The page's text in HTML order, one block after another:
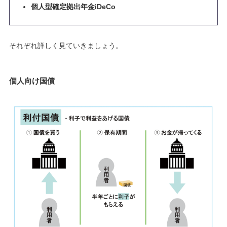
個人型確定拠出年金iDeCo
それぞれ詳しく見ていきましょう。
個人向け国債